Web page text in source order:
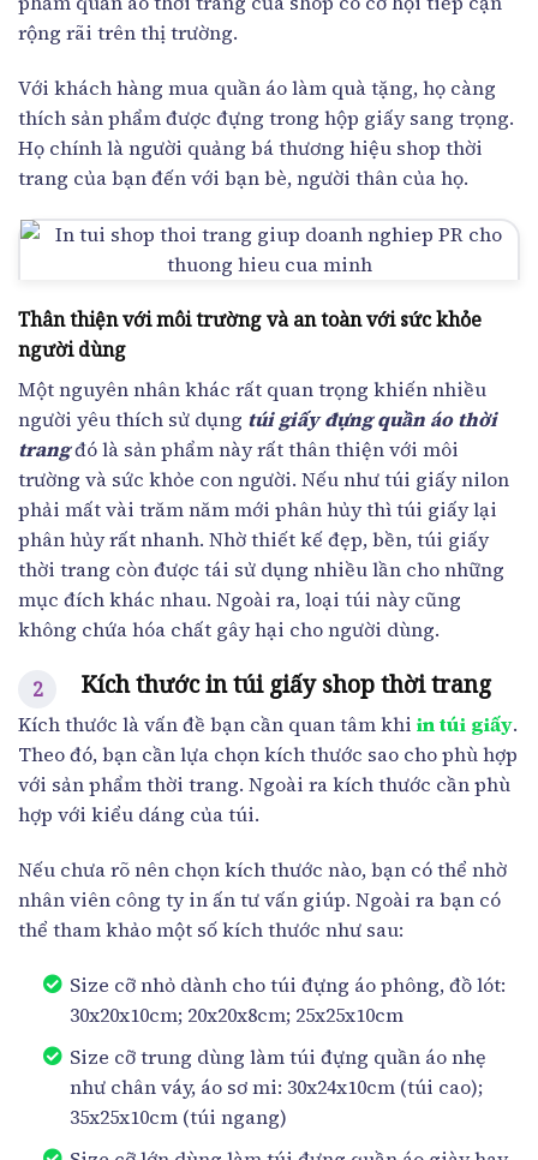
rộng rãi trên thị trường.
Với khách hàng mua quần áo làm quà tặng, họ càng
thích sản phẩm được đựng trong hộp giấy sang trọng.
Họ chính là người quảng bá thương hiệu shop thời
trang của bạn đến với bạn bè, người thân của họ.
Thân thiện với môi trường và an toàn với sức khỏe
người dùng
Một nguyên nhân khác rất quan trọng khiến nhiều
người yêu thích sử dụng túi giấy đựng quần áo thời
trangđó là sản phẩm này rất thân thiện với môi
trường và sức khỏe con người. Nếu như túi giấy nilon
phải mất vài trăm năm mới phân hủy thì túi giấy lại
phân hủy rất nhanh. Nhờ thiết kế đẹp, bền, túi giấy
thời trang còn được tái sử dụng nhiều lần cho những
mục đích khác nhau. Ngoài ra, loại túi này cũng
không chứa hóa chất gây hại cho người dùng.
Kích thước in túi giấy shop thời trang
Kích thước là vấn đề bạn cần quan tâm khi in túi giấy.
Theo đó, bạn cần lựa chọn kích thước sao cho phù hợp
với sản phẩm thời trang. Ngoài ra kích thước cần phù
hợp với kiểu dáng của túi.
Nếu chưa rõ nên chọn kích thước nào, bạn có thể nhờ
nhân viên công ty in ấn tư vấn giúp. Ngoài ra bạn có
thể tham khảo một số kích thước như sau:
Size cỡ nhỏ dành cho túi đựng áo phông, đồ lót:
30x20x10cm; 20x20x8cm; 25x25x10cm
Size cỡ trung dùng làm túi đựng quần áo nhẹ
như chân váy, áo sơ mi: 30x24x10cm (túi cao);
35x25x10cm (túi ngang)